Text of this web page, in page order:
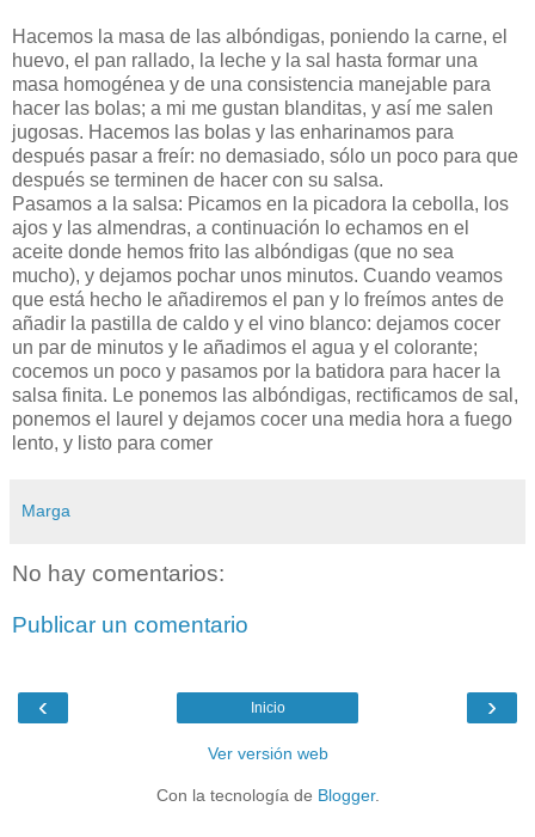
Hacemos la masa de las albóndigas, poniendo la carne, el
huevo, el pan rallado, la leche y la sal hasta formar una
masa homogénea y de una consistencia manejable para
hacer las bolas; a mi me gustan blanditas, y así me salen
jugosas. Hacemos las bolas y las enharinamos para
después pasar a freír: no demasiado, sólo un poco para que
después se terminen de hacer con su salsa.
Pasamos a la salsa: Picamos en la picadora la cebolla, los
ajos y las almendras, a continuación lo echamos en el
aceite donde hemos frito las albóndigas (que no sea
mucho), y dejamos pochar unos minutos. Cuando veamos
que está hecho le añadiremos el pan y lo freímos antes de
añadir la pastilla de caldo y el vino blanco: dejamos cocer
un par de minutos y le añadimos el agua y el colorante;
cocemos un poco y pasamos por la batidora para hacer la
salsa finita. Le ponemos las albóndigas, rectificamos de sal,
ponemos el laurel y dejamos cocer una media hora a fuego
lento, y listo para comer
Marga
No hay comentarios:
Publicar un comentario
‹ ›
Inicio
Ver versión web
Con la tecnología de Blogger.